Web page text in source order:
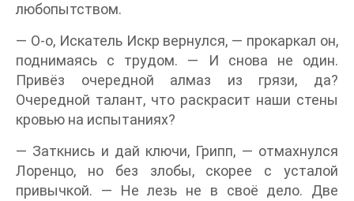
любопытством.
— О-о, Искатель Искр вернулся, — прокаркал он,
поднимаясь с трудом. — И снова не один.
Привёз очередной алмаз из грязи, да?
Очередной талант, что раскрасит наши стены
кровью на испытаниях?
— Заткнись и дай ключи, Грипп, — отмахнулся
Лоренцо, но без злобы, скорее с усталой
привычкой. — Не лезь не в своё дело. Две